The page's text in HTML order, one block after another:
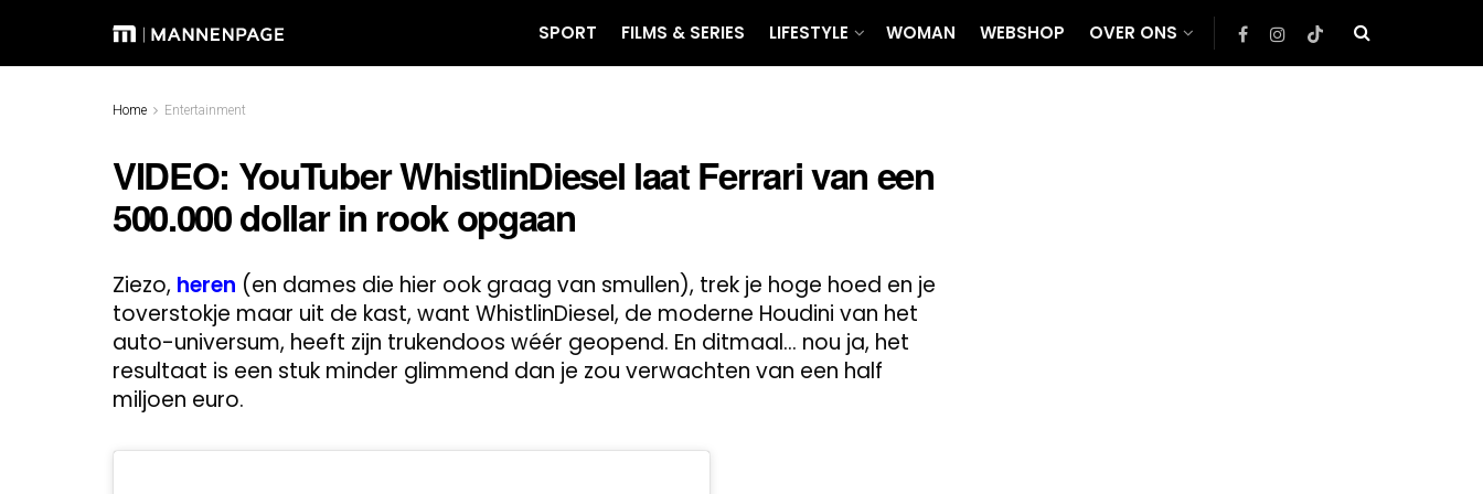
SPORT FILMS & SERIES LIFESTYLE WOMAN WEBSHOP OVER ONS
Home Entertainment
VIDEO: YouTuber WhistlinDiesel laat Ferrari van een
500.000 dollar in rook opgaan
Ziezo, heren (en dames die hier ook graag van smullen), trek je hoge hoed en je
toverstokje maar uit de kast, want WhistlinDiesel, de moderne Houdini van het
auto-universum, heeft zijn trukendoos wéér geopend. En ditmaal… nou ja, het
resultaat is een stuk minder glimmend dan je zou verwachten van een half
miljoen euro.